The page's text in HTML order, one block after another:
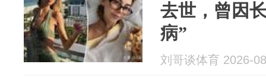
去世，曾因
病”
刘哥谈体育 2026-